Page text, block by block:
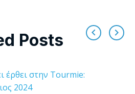
Posts
έρθει στην Tourmie:
2024